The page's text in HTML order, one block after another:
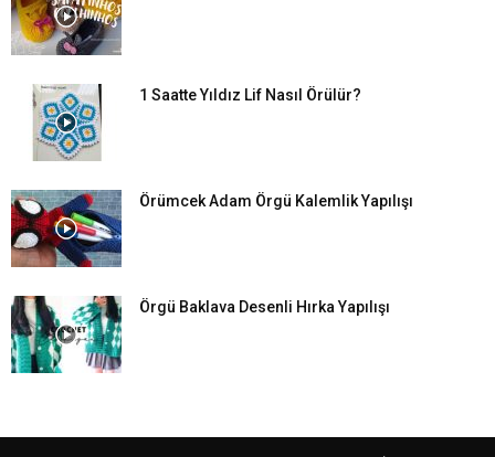
1 Saatte Yıldız Lif Nasıl Örülür?
Örümcek Adam Örgü Kalemlik Yapılışı
Örgü Baklava Desenli Hırka Yapılışı